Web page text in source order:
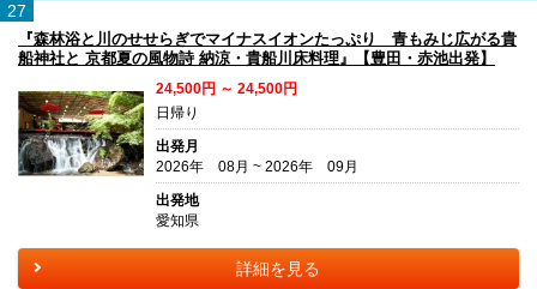
27
『森林浴と川のせせらぎでマイナスイオンたっぷり 青もみじ広がる貴
船神社と 京都夏の風物詩 納涼・貴船川床料理』【豊田・赤池出発】
24,500円 ～ 24,500円
日帰り
出発月
2026年 08月 ~ 2026年 09月
出発地
愛知県
詳細を見る